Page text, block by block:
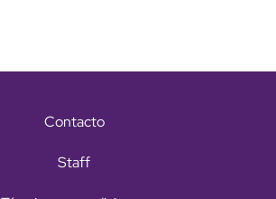
Contacto
Staff